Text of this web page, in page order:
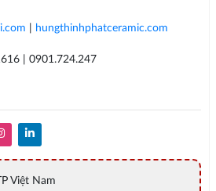
hungthinhphatceramic.com
| 0901.724.247
Việt Nam